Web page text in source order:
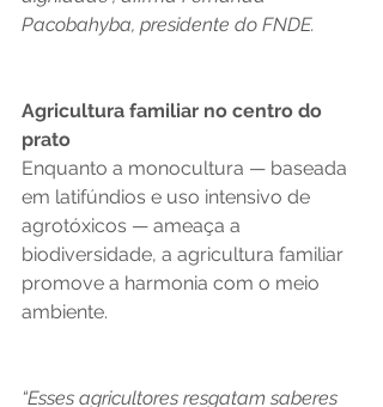
Pacobahyba, presidente do FNDE.
Agricultura familiar no centro do
prato
Enquanto a monocultura — baseada
em latifúndios e uso intensivo de
agrotóxicos — ameaça a
biodiversidade, a agricultura familiar
promove a harmonia com o meio
ambiente.
“Esses agricultores resgatam saberes